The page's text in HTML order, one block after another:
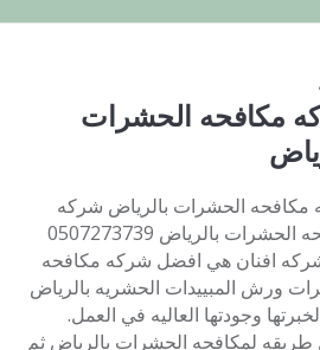
مكافحه الحشرات
مكافحه الحشرات بالرياض شركه
مكافحه الحشرات بالرياض 0507273739
افنان هي افضل شركه مكافحه
ورش المبييدات الحشريه بالرياض
وجودتها العاليه في العمل.
لمكافحه الحشرات بالرياض ثم